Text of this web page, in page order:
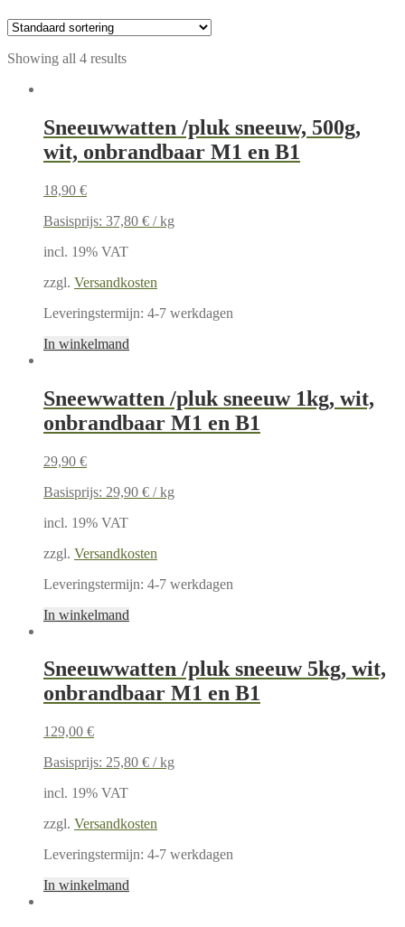
Showing all 4 results
Sneeuwwatten /pluk sneeuw, 500g,
wit, onbrandbaar M1 en B1
18,90 €
Basisprijs: 37,80 € /kg
incl. 19% VAT
zzgl. Versandkosten
Leveringstermijn: 4-7 werkdagen
In winkelmand
Sneewwatten /pluk sneeuw 1kg, wit,
onbrandbaar M1 en B1
29,90 €
Basisprijs: 29,90 € /kg
incl. 19% VAT
zzgl. Versandkosten
Leveringstermijn: 4-7 werkdagen
In winkelmand
Sneeuwwatten /pluk sneeuw 5kg, wit,
onbrandbaar M1 en B1
129,00 €
Basisprijs: 25,80 € /kg
incl. 19% VAT
zzgl. Versandkosten
Leveringstermijn: 4-7 werkdagen
In winkelmand